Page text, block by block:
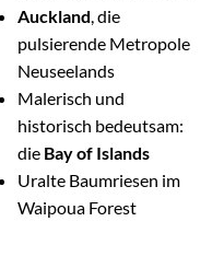
Auckland , die
pulsierende Metropole
Neuseelands
Malerisch und
historisch bedeutsam:
die Bay of Islands
Uralte Baumriesen im
Waipoua Forest